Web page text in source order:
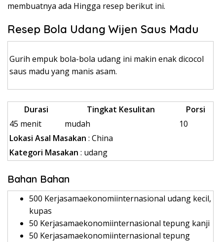
membuatnya ada Hingga resep berikut ini.
Resep Bola Udang Wijen Saus Madu
Gurih empuk bola-bola udang ini makin enak dicocol
saus madu yang manis asam.
Durasi Tingkat Kesulitan
Porsi
45 menit
mudah
10
Lokasi Asal Masakan : China
Kategori Masakan : udang
Bahan Bahan
500 Kerjasamaekonomiinternasional udang kecil,
kupas
50 Kerjasamaekonomiinternasional tepung kanji
50 Kerjasamaekonomiinternasional tepung